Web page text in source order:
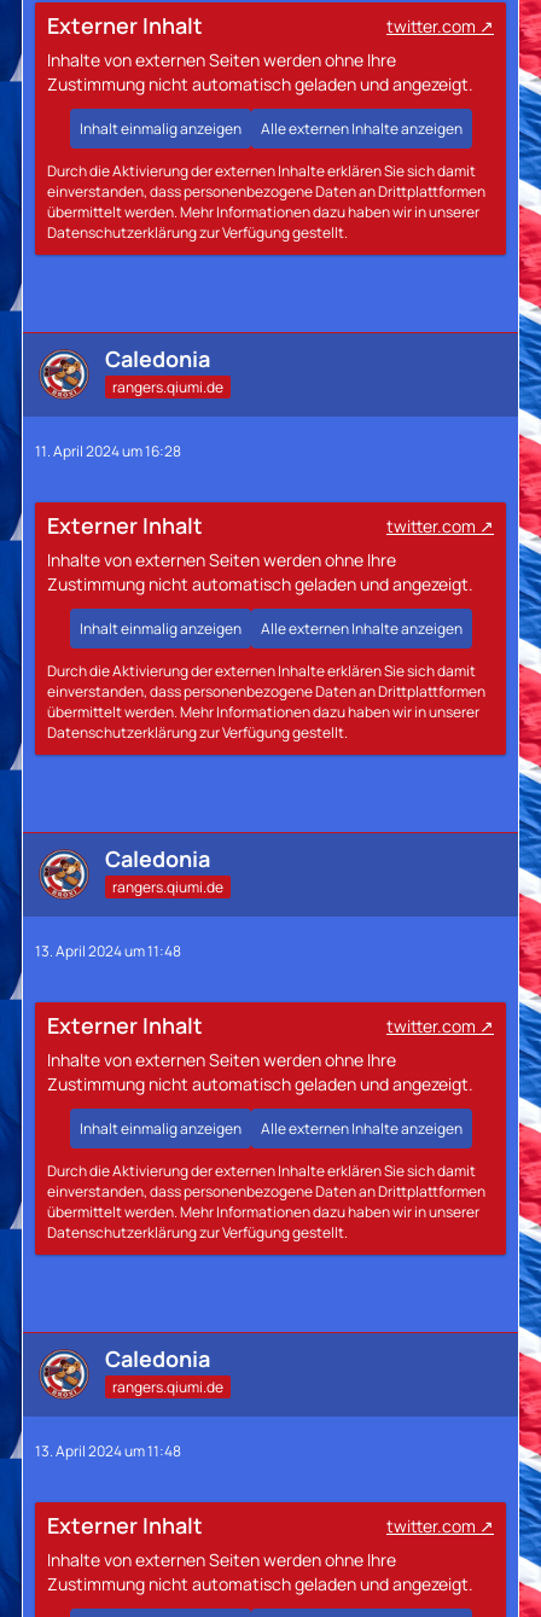
Externer Inhalt
twitter.com
Inhalte von externen Seiten werden ohne Ihre
Zustimmung nicht automatisch geladen und angezeigt.
Inhalt einmalig anzeigen Alle externen Inhalte anzeigen
Durch die Aktivierung der externen Inhalte erklären Sie sich damit
einverstanden, dass personenbezogene Daten an Drittplattformen
übermittelt werden. Mehr Informationen dazu haben wir in unserer
Datenschutzerklärung zur Verfügung gestellt.
Caledonia
rangers.qiumi.de
11. April 2024 um 16:28
Externer Inhalt
twitter.com
Inhalte von externen Seiten werden ohne Ihre
Zustimmung nicht automatisch geladen und angezeigt.
Inhalt einmalig anzeigen Alle externen Inhalte anzeigen
Durch die Aktivierung der externen Inhalte erklären Sie sich damit
einverstanden, dass personenbezogene Daten an Drittplattformen
übermittelt werden. Mehr Informationen dazu haben wir in unserer
Datenschutzerklärung zur Verfügung gestellt.
Caledonia
rangers.qiumi.de
13. April 2024 um 11:48
Externer Inhalt
twitter.com
Inhalte von externen Seiten werden ohne Ihre
Zustimmung nicht automatisch geladen und angezeigt.
Inhalt einmalig anzeigen Alle externen Inhalte anzeigen
Durch die Aktivierung der externen Inhalte erklären Sie sich damit
einverstanden, dass personenbezogene Daten an Drittplattformen
übermittelt werden. Mehr Informationen dazu haben wir in unserer
Datenschutzerklärung zur Verfügung gestellt.
Caledonia
rangers.qiumi.de
13. April 2024 um 11:48
Externer Inhalt
twitter.com
Inhalte von externen Seiten werden ohne Ihre
Zustimmung nicht automatisch geladen und angezeigt.